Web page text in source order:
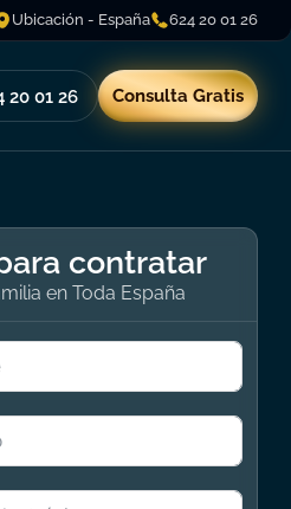
Ubicación - España 624 20 01 26
20 01 26 Consulta Gratis
contratar
en Toda España